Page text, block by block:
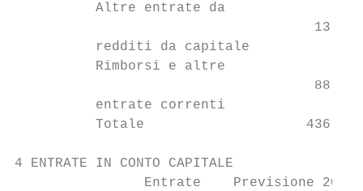
          Altre entrate da
          redditi da capitale
          Rimborsi e altre
          entrate correnti
Totale
4 ENTRATE IN CONTO CAPITALE
Entrate    Previsione